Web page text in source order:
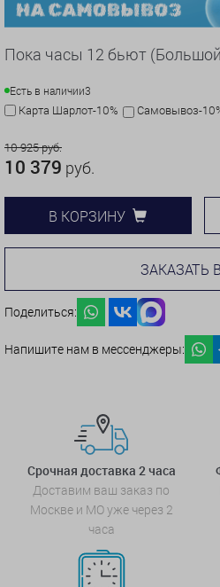
Пока часы 12 бьют
Есть в наличии3
Карта Шарлот-10% Самовывоз-
10 925 руб.
10 379 руб.
В КОРЗИНУ
ЗАКАЗАТЬ
Поделиться:
Напишите нам в мессенджеры:
Срочная доставка 2 часа
Доставим ваш заказ по
Москве и МО уже через 2
часа